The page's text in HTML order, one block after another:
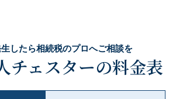
したら相続税のプロへご相談を
チェスターの料金表